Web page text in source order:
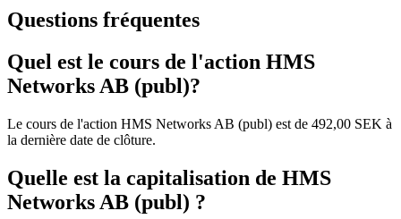
Questions fréquentes
Quel est le cours de l'action HMS
Networks AB (publ)?
Le cours de l'action HMS Networks AB (publ) est de 492,00 SEK à
la dernière date de clôture.
Quelle est la capitalisation de HMS
Networks AB (publ) ?